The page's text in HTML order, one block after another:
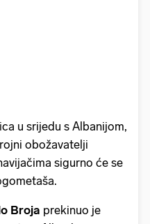
u srijedu s Albanijom,
obožavatelji
sigurno će se
Broja prekinuo je